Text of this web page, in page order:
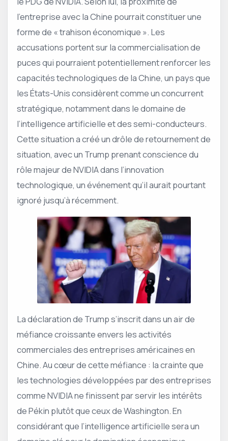
l’entreprise avec la Chine pourrait constituer une
forme de « trahison économique ». Les
accusations portent sur la commercialisation de
puces qui pourraient potentiellement renforcer les
capacités technologiques de la Chine, un pays que
les États-Unis considèrent comme un concurrent
stratégique, notamment dans le domaine de
l’intelligence artificielle et des semi-conducteurs.
Cette situation a créé un drôle de retournement de
situation, avec un Trump prenant conscience du
rôle majeur de NVIDIA dans l’innovation
technologique, un événement qu’il aurait pourtant
ignoré jusqu’à récemment.
La déclaration de Trump s’inscrit dans un air de
méfiance croissante envers les activités
commerciales des entreprises américaines en
Chine. Au cœur de cette méfiance : la crainte que
les technologies développées par des entreprises
comme NVIDIA ne finissent par servir les intérêts
de Pékin plutôt que ceux de Washington. En
considérant que l’intelligence artificielle sera un